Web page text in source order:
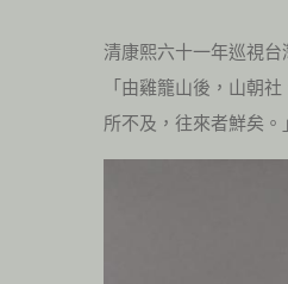
清康熙六十一年巡視台
「由雞籠山後，山朝
所不及，往來者鮮矣。